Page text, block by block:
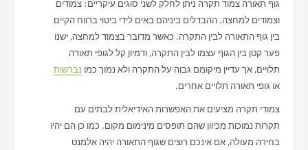
גוף תאורה צמוד תקרה ניתן לחלק לשני סוגים עיקריים: צמודים
וצמודים למחצה. ההבדלים ביניהם באים לידי ביטוי ברווח הקיים
בין גוף התאורה לבין התקרה. כאשר מדובר בצמוד למחצה, ישנו
פער קטן בין הגוף עצמו לבין התקרה, ודמיון קל לגופי תאורה
תלויים, אך עדיין מיקומם גבוה על התקרה ולא נמוך כמו נברשות
או גופי תאורה תלויים אחרים.
צמודי תקרה מציעים את האפשרות האידיאלית לבתים עם
תקרות נמוכות מכיוון שהם תופסים מינימום מקום. כמו כן הם יהיו
בחירה מעולה, אם אינכם רוצים שגוף התאורה יהיה אלמנט